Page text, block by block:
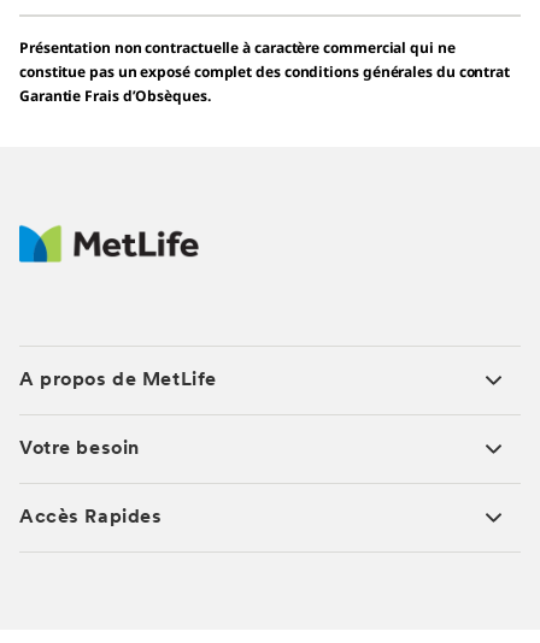
Présentation non contractuelle à caractère commercial qui ne
constitue pas un exposé complet des conditions générales du contrat
Garantie Frais d’Obsèques.
A propos de MetLife
Votre besoin
Accès Rapides